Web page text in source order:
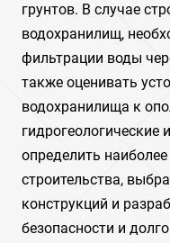
грунтов. В случае
водохранилищ,
фильтрации воды
также оценивать
водохранилища к
гидрогеологические
определить
строительства,
конструкций и
безопасности и